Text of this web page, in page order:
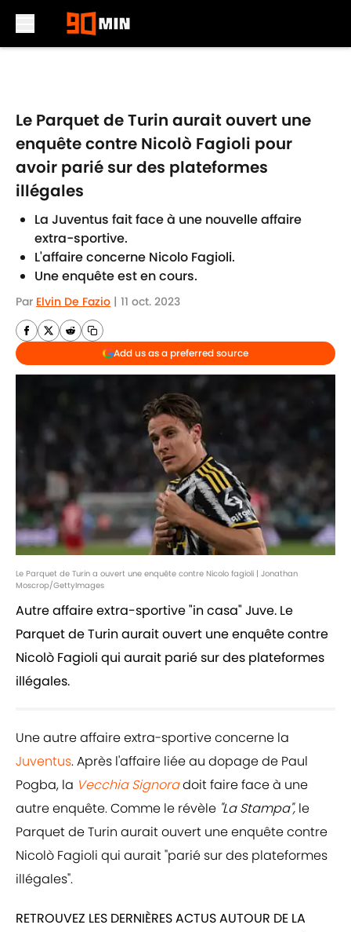
Le Parquet de Turin aurait ouvert une
enquête contre Nicolò Fagioli pour
avoir parié sur des plateformes
illégales
La Juventus fait face à une nouvelle affaire
extra-sportive.
L'affaire concerne Nicolo Fagioli.
Une enquête est en cours.
Par Elvin De Fazio | 11 oct. 2023
Add us as a preferred source
Le Parquet de Turin a ouvert une enquête contre Nicolo fagioli | Jonathan
Moscrop/GettyImages
Autre affaire extra-sportive "in casa" Juve. Le
Parquet de Turin aurait ouvert une enquête contre
Nicolò Fagioli qui aurait parié sur des plateformes
illégales.
Une autre affaire extra-sportive concerne la
Juventus. Après l'affaire liée au dopage de Paul
Pogba, la Vecchia Signoradoit faire face à une
autre enquête. Comme le révèle "La Stampa", le
Parquet de Turin aurait ouvert une enquête contre
Nicolò Fagioli qui aurait "parié sur des plateformes
illégales".
RETROUVEZ LES DERNIÈRES ACTUS AUTOUR DE LA